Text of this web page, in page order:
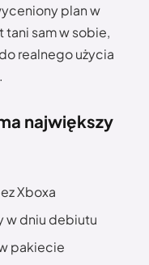
plan w
tani sam w sobie,
realnego użycia
największy
Xboxa
w dniu debiutu
pakiecie